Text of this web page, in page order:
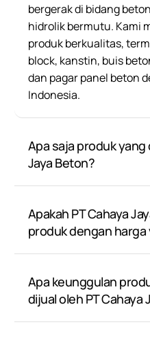
bergerak di bidang
hidrolik bermutu. Kami
produk berkualitas,
block, kanstin, buis
dan pagar panel beton
Indonesia.
Apa saja produk yang
Jaya Beton?
Apakah PT Cahaya
produk dengan
Apa keunggulan
dijual oleh PT Cahaya